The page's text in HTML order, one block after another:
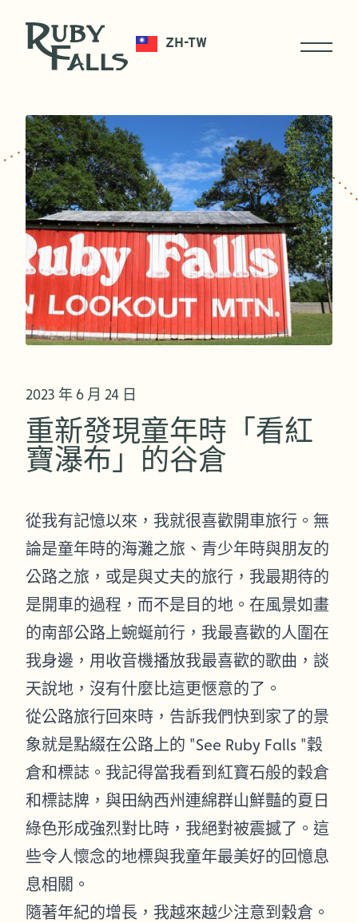
ZH-TW
2023 年 6 月 24 日
重新發現童年時「看紅
寶瀑布」的谷倉
從我有記憶以來，我就很喜歡開車旅行。無
論是童年時的海灘之旅、青少年時與朋友的
公路之旅，或是與丈夫的旅行，我最期待的
是開車的過程，而不是目的地。在風景如畫
的南部公路上蜿蜒前行，我最喜歡的人圍在
我身邊，用收音機播放我最喜歡的歌曲，談
天說地，沒有什麼比這更愜意的了。
從公路旅行回來時，告訴我們快到家了的景
象就是點綴在公路上的 "See Ruby Falls "穀
倉和標誌。我記得當我看到紅寶石般的穀倉
和標誌牌，與田納西州連綿群山鮮豔的夏日
綠色形成強烈對比時，我絕對被震撼了。這
些令人懷念的地標與我童年最美好的回憶息
息相關。
隨著年紀的增長，我越來越少注意到穀倉。